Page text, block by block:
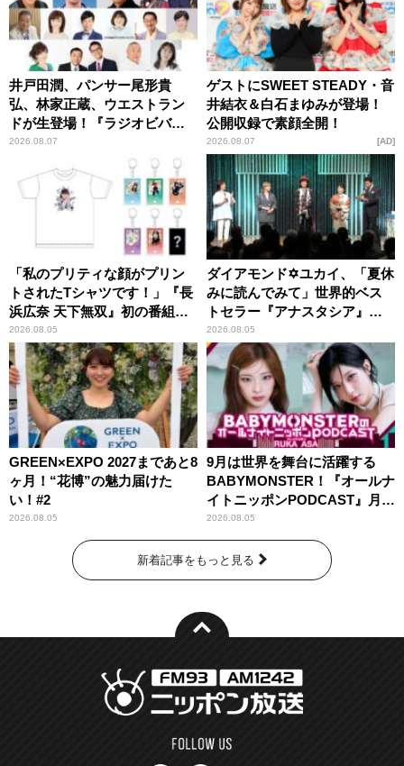
井戸田潤、パンサー尾形貴
弘、林家正蔵、ウエストラン
ドが生登場！『ラジオビバリ
ー昼ズ』
2026.08.07
ゲストにSWEET STEADY・音
井結衣＆白石まゆみが登場！
公開収録で素顔全開！
2026.08.07 AD
「私のプリティな顔がプリン
トされたTシャツです！」『長
浜広奈 天下無双』初の番組グ
ッズ発売
2026.08.05
ダイアモンド✡ユカイ、「夏休
みに読んでみて」世界的ベス
トセラー『アナスタシア』を
紹介
2026.08.05
GREEN×EXPO 2027まであと8
ヶ月！“花博”の魅力届けた
い！#2
2026.08.05
9月は世界を舞台に活躍する
BABYMONSTER！『オールナ
イトニッポンPODCAST』月替
わりパーソナリティ
2026.08.05
新着記事をもっと見る